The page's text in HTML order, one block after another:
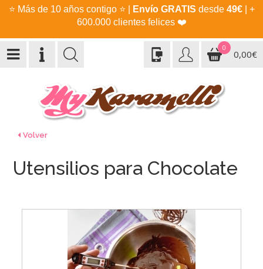
⭐ Más de 10 años contigo ⭐ Envío GRATIS desde 49€| +
600.000 clientes felices ❤️
0
0,00€
Volver
Utensilios para Chocolate